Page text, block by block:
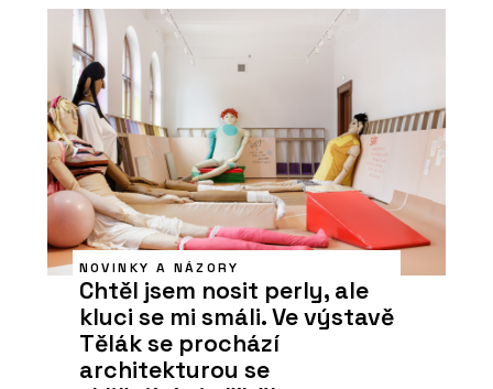
NOVINKY A NÁZORY
Chtěl jsem nosit perly, ale
kluci se mi smáli. Ve výstavě
Tělák se prochází
architekturou se